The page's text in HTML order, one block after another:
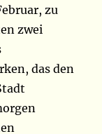
zu
zwei
das den